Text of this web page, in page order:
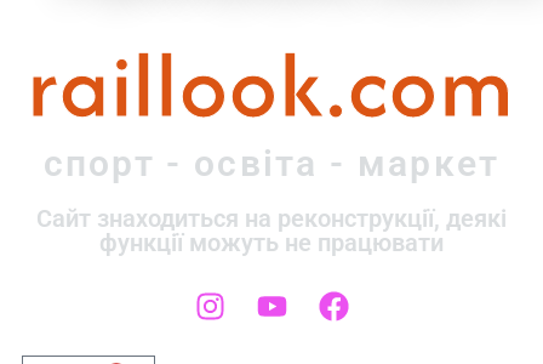
raillook.com
спорт - освіта - маркет
Сайт знаходиться на реконструкції, деякі
функції можуть не працювати